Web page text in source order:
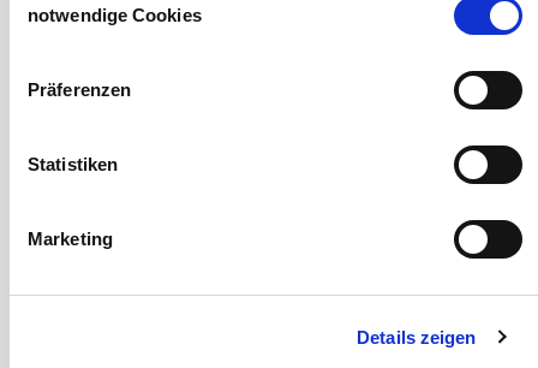
haben.
notwendige Cookies
Präferenzen
Statistiken
Marketing
Details zeigen
Euronetz
Hobby-Farming
Desinfektionsmittel
Milchfieberprophylaxe
Stallapotheke für Hühner